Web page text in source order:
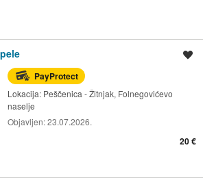
PayProtect
Lokacija: Peščenica - Žitnjak, Folnegovićevo
naselje
Objavljen:23.07.2026.
20 €